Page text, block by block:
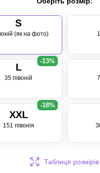
S
(як на фото)
L
35 півоній
-13%
XXL
151 півонія
-18%
Таблиця розмірів